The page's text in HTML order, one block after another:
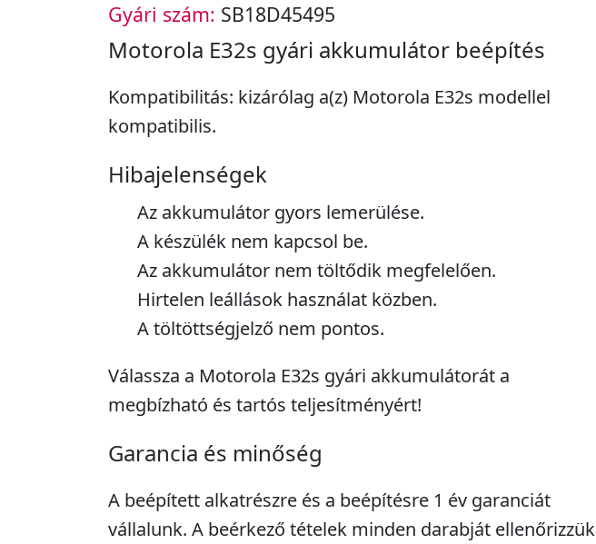
Gyári szám: SB18D45495
Motorola E32s gyári akkumulátor beépítés
Kompatibilitás: kizárólag a(z) Motorola E32s modellel
kompatibilis.
Hibajelenségek
Az akkumulátor gyors lemerülése.
A készülék nem kapcsol be.
Az akkumulátor nem töltődik megfelelően.
Hirtelen leállások használat közben.
A töltöttségjelző nem pontos.
Válassza a Motorola E32s gyári akkumulátorát a
megbízható és tartós teljesítményért!
Garancia és minőség
A beépített alkatrészre és a beépítésre 1 év garanciát
vállalunk. A beérkező tételek minden darabját ellenőrizzük